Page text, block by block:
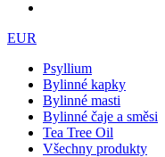
EUR
Psyllium
Bylinné kapky
Bylinné masti
Bylinné čaje a směsi
Tea Tree Oil
Všechny produkty